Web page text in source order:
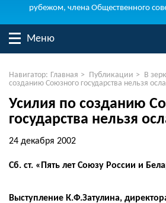
рубежом, члена Общественного
Меню
Навигатор: Главная > Публикации > В
созданию Союзного государства нельзя
Усилия по созданию
государства нельзя
24 декабря 2002
Сб. ст. «Пять лет Союзу России и
Выступление К.Ф.Затулина,